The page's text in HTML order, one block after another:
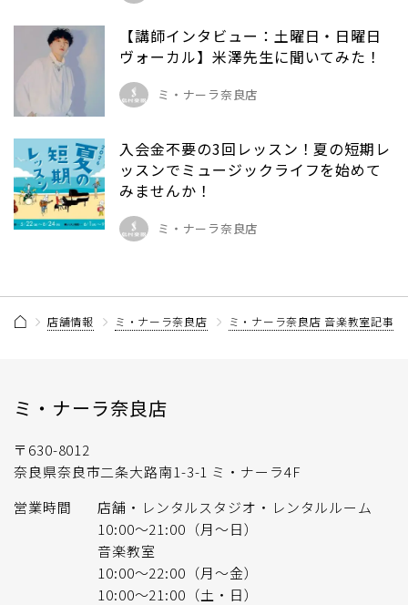
【講師インタビュー：土曜日・日曜日
ヴォーカル】米澤先生に聞いてみた！
ミ・ナーラ奈良店
入会金不要の3回レッスン！夏の短期レ
ッスンでミュージックライフを始めて
みませんか！
ミ・ナーラ奈良店
店舗情報 ミ・ナーラ奈良店 ミ・ナーラ奈良店 音楽教室記事
ミ・ナーラ奈良店
〒630-8012
奈良県奈良市二条大路南1-3-1 ミ・ナーラ4F
営業時間
店舗・レンタルスタジオ・レンタルルーム
10:00〜21:00（月〜日）
音楽教室
10:00〜22:00（月〜金）
10:00〜21:00（土・日）